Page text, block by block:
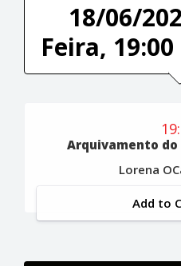
18/06/
Feira, 19:00
Arquivamento
Lorena
Add to